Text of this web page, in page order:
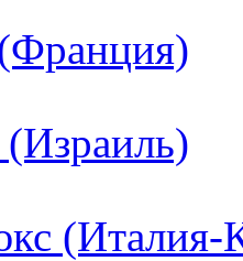
(Италия-